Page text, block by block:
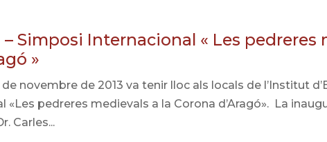
– Simposi Internacional « Les pedreres
»
de novembre de 2013 va tenir lloc als locals de l’Institut
«Les pedreres medievals a la Corona d’Aragó». La
Carles...